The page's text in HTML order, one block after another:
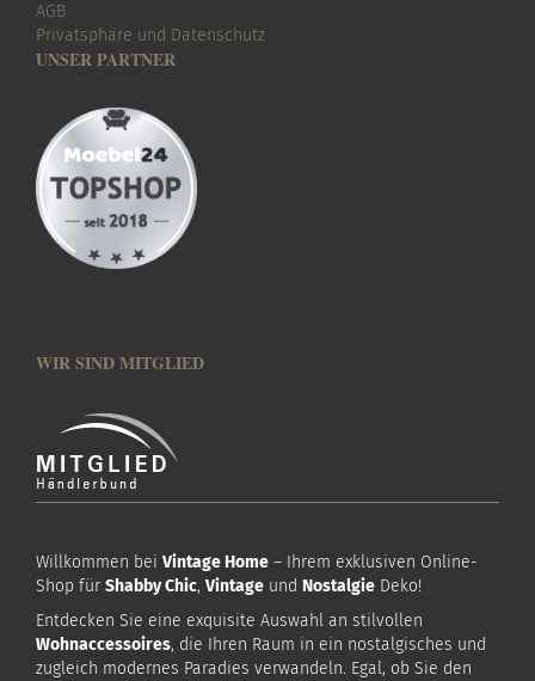
AGB
Privatsphäre und Datenschutz
UNSER PARTNER
WIR SIND MITGLIED
Willkommen bei Vintage Home – Ihrem exklusiven Online-
Shop für Shabby Chic, Vintage und Nostalgie Deko!
Entdecken Sie eine exquisite Auswahl an stilvollen
Wohnaccessoires, die Ihren Raum in ein nostalgisches und
zugleich modernes Paradies verwandeln. Egal, ob Sie den